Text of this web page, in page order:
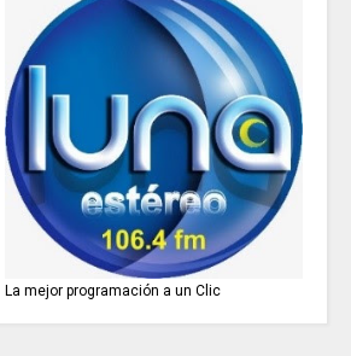
La mejor programación a un Clic